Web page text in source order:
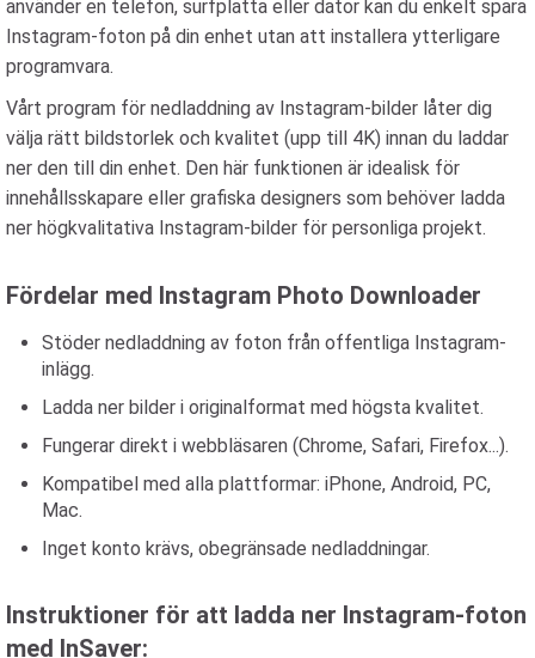
använder en telefon, surfplatta eller dator kan du enkelt spara
Instagram-foton på din enhet utan att installera ytterligare
programvara.
Vårt program för nedladdning av Instagram-bilder låter dig
välja rätt bildstorlek och kvalitet (upp till 4K) innan du laddar
ner den till din enhet. Den här funktionen är idealisk för
innehållsskapare eller grafiska designers som behöver ladda
ner högkvalitativa Instagram-bilder för personliga projekt.
Fördelar med Instagram Photo Downloader
Stöder nedladdning av foton från offentliga Instagram-
inlägg.
Ladda ner bilder i originalformat med högsta kvalitet.
Fungerar direkt i webbläsaren (Chrome, Safari, Firefox...).
Kompatibel med alla plattformar: iPhone, Android, PC,
Mac.
Inget konto krävs, obegränsade nedladdningar.
Instruktioner för att ladda ner Instagram-foton
med InSaver: